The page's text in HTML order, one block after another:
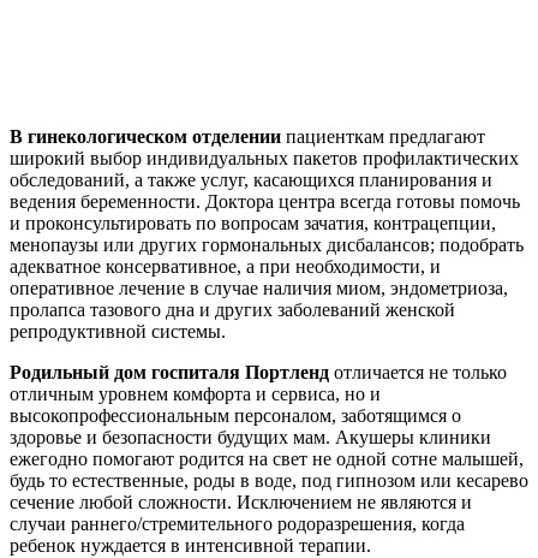
В гинекологическом отделении пациенткам предлагают
широкий выбор индивидуальных пакетов профилактических
обследований, а также услуг, касающихся планирования и
ведения беременности. Доктора центра всегда готовы помочь
и проконсультировать по вопросам зачатия, контрацепции,
менопаузы или других гормональных дисбалансов; подобрать
адекватное консервативное, а при необходимости, и
оперативное лечение в случае наличия миом, эндометриоза,
пролапса тазового дна и других заболеваний женской
репродуктивной системы.
Родильный дом госпиталя Портленд отличается не только
отличным уровнем комфорта и сервиса, но и
высокопрофессиональным персоналом, заботящимся о
здоровье и безопасности будущих мам. Акушеры клиники
ежегодно помогают родится на свет не одной сотне малышей,
будь то естественные, роды в воде, под гипнозом или кесарево
сечение любой сложности. Исключением не являются и
случаи раннего/стремительного родоразрешения, когда
ребенок нуждается в интенсивной терапии.